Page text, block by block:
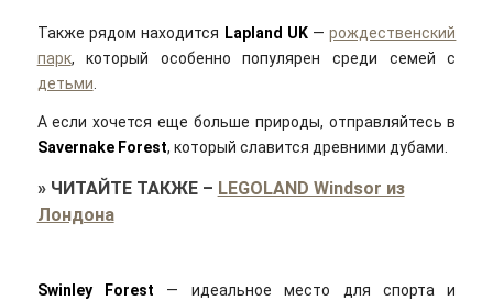
Также рядом находится Lapland UK—рождественский
парк, который особенно популярен среди семей с
детьми.
А если хочется еще больше природы, отправляйтесь в
Savernake Forest, который славится древними дубами.
» ЧИТАЙТЕ ТАКЖЕ– LEGOLAND Windsor из
Лондона
Swinley Forest — идеальное место для спорта и